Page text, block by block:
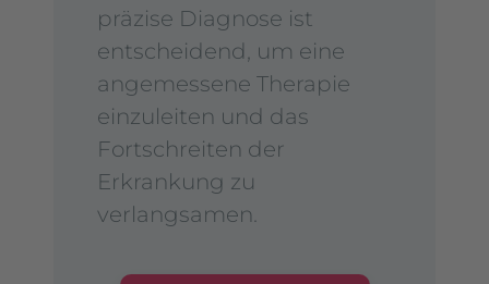
präzise Diagnose ist
entscheidend, um eine
angemessene Therapie
einzuleiten und das
Fortschreiten der
Erkrankung zu
verlangsamen.